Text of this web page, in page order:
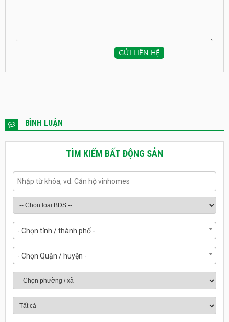
BÌNH LUẬN
TÌM KIẾM BẤT ĐỘNG SẢN
- Chọn tỉnh / thành phố -
- Chọn Quận / huyện -